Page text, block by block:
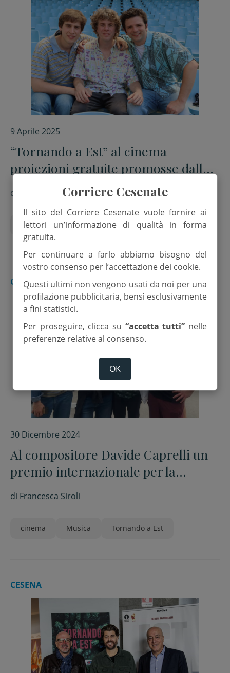
9 Aprile 2025
“Tornando a Est” al cinema
proiezioni gratuite promosse dalla
Bcc di Sarsina
di
Bcc Sarsina cinema Tornando a Est
CESENA
30 Dicembre 2024
Al compositore Davide Caprelli un
premio internazionale per la
migliore colonna sonora
di Francesca Siroli
cinema Musica Tornando a Est
CESENA
Corriere Cesenate
Il sito del Corriere Cesenate vuole fornire ai
lettori un’informazione di qualità in forma
gratuita.
Per continuare a farlo abbiamo bisogno del
vostro consenso per l’accettazione dei cookie.
Questi ultimi non vengono usati da noi per una
profilazione pubblicitaria, bensì esclusivamente
a fini statistici.
Per proseguire, clicca su “accetta tutti” nelle
preferenze relative al consenso.
OK